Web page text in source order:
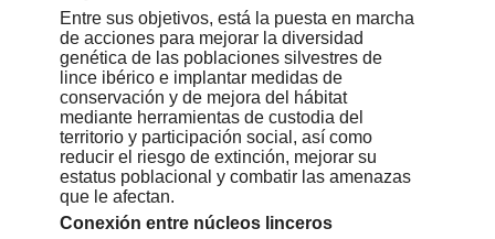
Entre sus objetivos, está la puesta en marcha
de acciones para mejorar la diversidad
genética de las poblaciones silvestres de
lince ibérico e implantar medidas de
conservación y de mejora del hábitat
mediante herramientas de custodia del
territorio y participación social, así como
reducir el riesgo de extinción, mejorar su
estatus poblacional y combatir las amenazas
que le afectan.
Conexión entre núcleos linceros